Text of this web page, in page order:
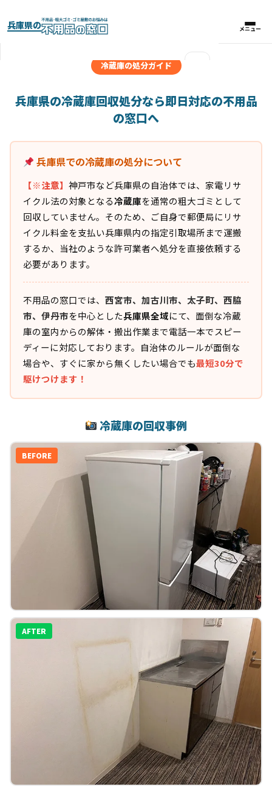
兵庫県の メニュー
実績紹介
料金比較表
お客様の声
よくある質問
対応エリア
冷蔵庫の処分ガイド
兵庫県の冷蔵庫回収処分なら即日対応の不用品
の窓口へ
兵庫県での冷蔵庫の処分について
【※注意】 神戸市など兵庫県の自治体では、家電リサ
イクル法の対象となる冷蔵庫を通常の粗大ゴミとして
回収していません。そのため、ご自身で郵便局にリサ
イクル料金を支払い兵庫県内の指定引取場所まで運搬
するか、当社のような許可業者へ処分を直接依頼する
必要があります。
不用品の窓口では、 西宮市、加古川市、太子町、西脇
市、伊丹市を中心とした兵庫県全域にて、面倒な冷蔵
庫の室内からの解体・搬出作業まで電話一本でスピー
ディーに対応しております。自治体のルールが面倒な
場合や、すぐに家から無くしたい場合でも最短30分で
駆けつけます！
冷蔵庫の回収事例
BEFORE
AFTER